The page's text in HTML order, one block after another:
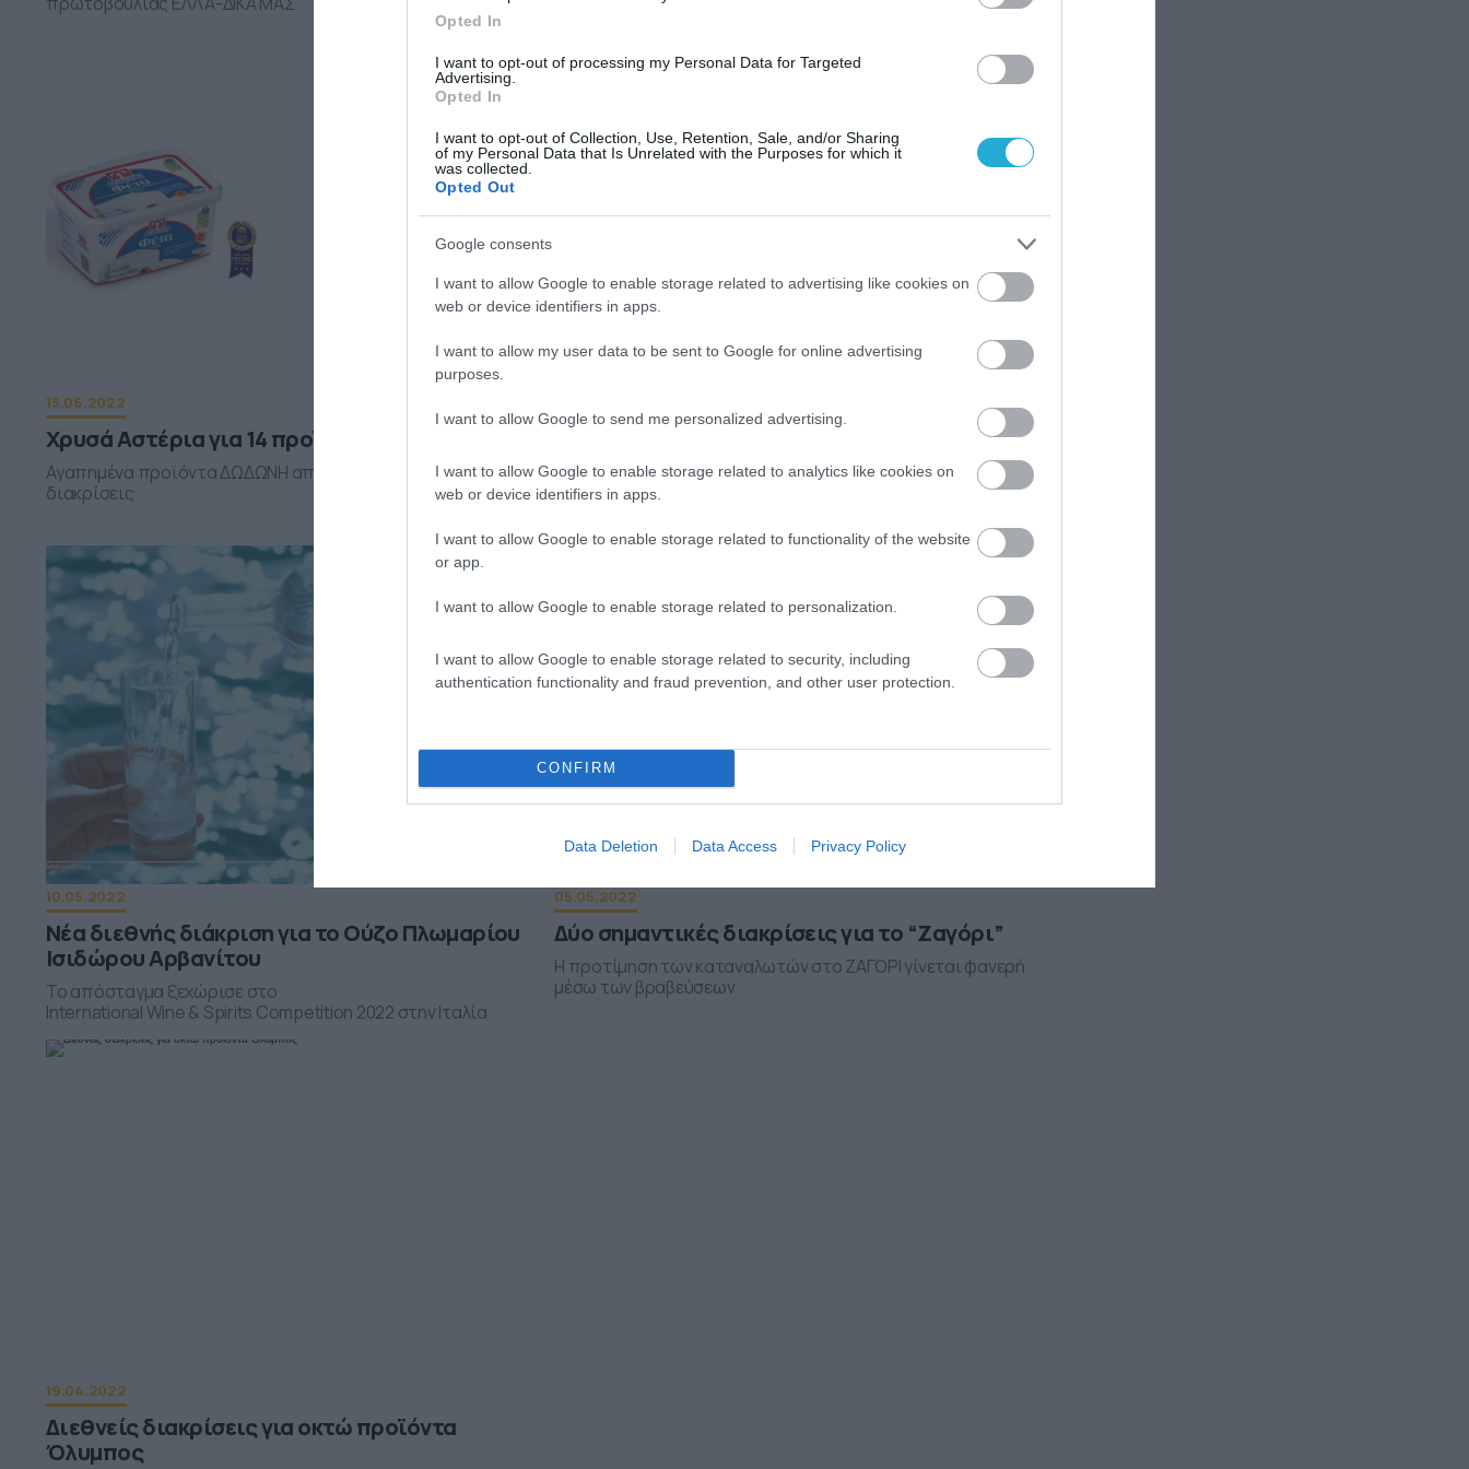
Opted In
I want to opt-out of processing my Personal Data for Targeted
Advertising.
Opted In
I want to opt-out of Collection, Use, Retention, Sale, and/or Sharing
of my Personal Data that Is Unrelated with the Purposes for which it
was collected.
Opted Out
Google consents
I want to allow Google to enable storage related to advertising like cookies on
web or device identifiers in apps.
I want to allow my user data to be sent to Google for online advertising
purposes.
I want to allow Google to send me personalized advertising.
I want to allow Google to enable storage related to analytics like cookies on
web or device identifiers in apps.
I want to allow Google to enable storage related to functionality of the website
or app.
I want to allow Google to enable storage related to personalization.
I want to allow Google to enable storage related to security, including
authentication functionality and fraud prevention, and other user protection.
CONFIRM
Data Deletion Data Access Privacy Policy
15.06.2022
Χρυσά Αστέρια για 14 προϊόντα ΔΩΔΩΝΗ
Αγαπημένα προϊόντα ΔΩΔΩΝΗ απέσπασαν σημαντικές
διακρίσεις
Tasty Awards 2022: Οι νικητές στις καρδιές
και τον ουρανίσκο του κοινού
Τα εστιατόρια της Αθήνας που βραβεύτηκαν και
10.05.2022
Νέα διεθνής διάκριση για το Ούζο Πλωμαρίου
Ισιδώρου Αρβανίτου
Το απόσταγμα ξεχώρισε στο
International Wine & Spirits Competition 2022 στην Ιταλία
05.05.2022
Δύο σημαντικές διακρίσεις για το “Ζαγόρι”
Η προτίμηση των καταναλωτών στο ΖΑΓΟΡΙ γίνεται φανερή
μέσω των βραβεύσεων
19.04.2022
Διεθνείς διακρίσεις για οκτώ προϊόντα
Όλυμπος